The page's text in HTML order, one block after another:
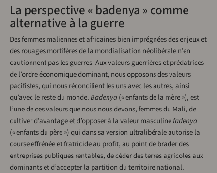
La perspective « badenya » comme
alternative à la guerre
Des femmes maliennes et africaines bien imprégnées des enjeux et
des rouages mortifères de la mondialisation néolibérale n’en
cautionnent pas les guerres. Aux valeurs guerrières et prédatrices
de l’ordre économique dominant, nous opposons des valeurs
pacifistes, qui nous réconcilient les uns avec les autres, ainsi
qu’avec le reste du monde.Badenya(« enfants de la mère »), est
l’une de ces valeurs que nous nous devons, femmes du Mali, de
cultiver d’avantage et d’opposer à la valeur masculinefadenya
(« enfants du père ») qui dans sa version ultralibérale autorise la
course effrénée et fratricide au profit, au point de brader des
entreprises publiques rentables, de céder des terres agricoles aux
dominants et d’accepter la partition du territoire national.